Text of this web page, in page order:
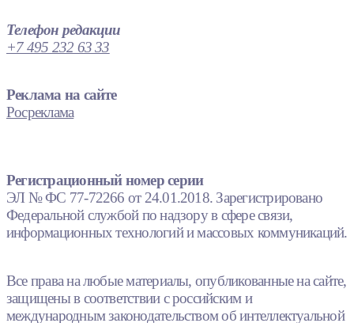
Телефон редакции
+7 495 232 63 33
Реклама на сайте
Росреклама
Регистрационный номер серии
ЭЛ № ФС 77-72266 от 24.01.2018. Зарегистрировано
Федеральной службой по надзору в сфере связи,
информационных технологий и массовых коммуникаций.
Все права на любые материалы, опубликованные на сайте,
защищены в соответствии с российским и
международным законодательством об интеллектуальной